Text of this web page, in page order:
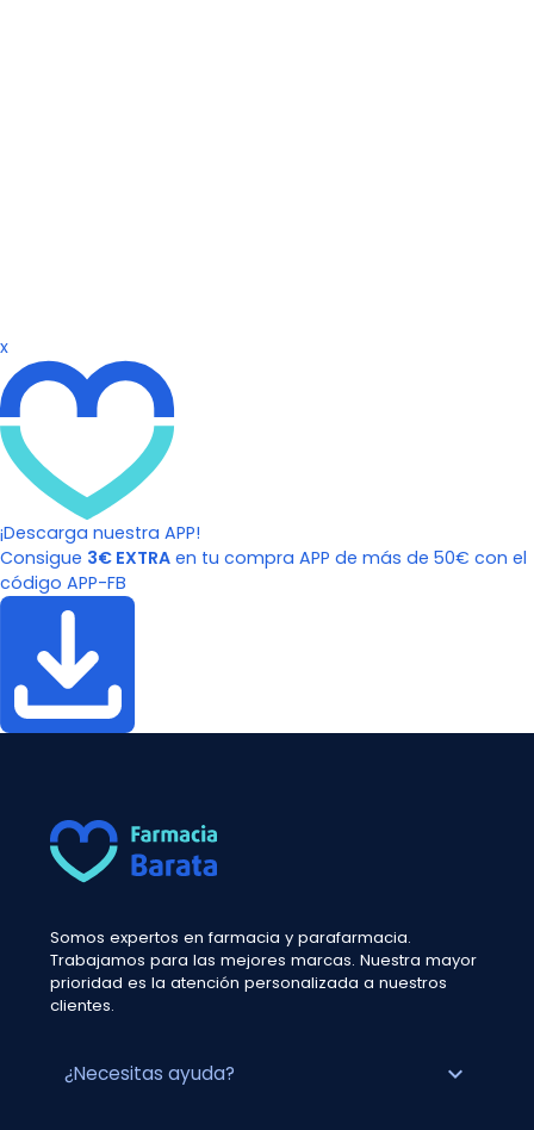
x
¡Descarga nuestra APP!
Consigue 3€ EXTRA en tu compra APP de más de 50€ con el
código APP-FB
Somos expertos en farmacia y parafarmacia.
Trabajamos para las mejores marcas. Nuestra mayor
prioridad es la atención personalizada a nuestros
clientes.
¿Necesitas ayuda? expand_more